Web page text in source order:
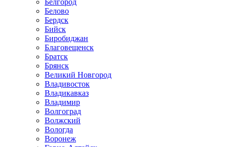
Белово
Бердск
Бийск
Биробиджан
Благовещенск
Братск
Брянск
Великий Новгород
Владивосток
Владикавказ
Владимир
Волгоград
Волжский
Вологда
Воронеж